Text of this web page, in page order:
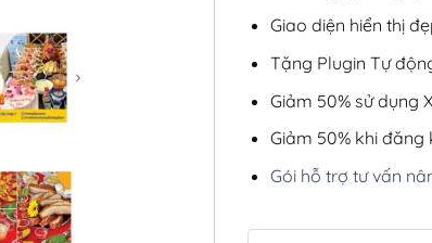
Giao diện hiển thị
Tặng Plugin Tự
Giảm 50% sử dụng
Giảm 50% khi đăng
Gói hỗ trợ tư vấn